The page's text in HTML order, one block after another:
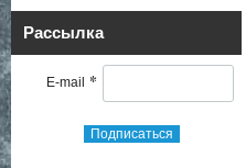
Рассылка
E-mail *
Подписаться